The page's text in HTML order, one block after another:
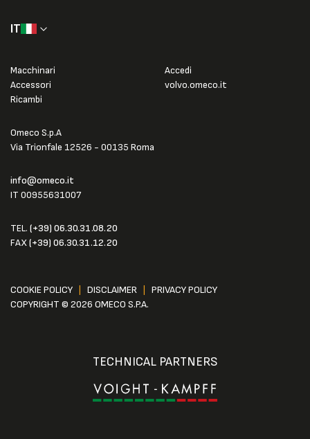
IT
Omeco S.p.A
Via Trionfale 12526 - 00135 Roma
info@omeco.it
IT 00955631007
TEL. (+39) 06.30.31.08.20
FAX(+39) 06.30.31.12.20
Macchinari
Accessori
Ricambi
Accedi
volvo.omeco.it
COOKIE POLICY DISCLAIMER
PRIVACY POLICY
COPYRIGHT © 2026 OMECO S.P.A.
TECHNICAL PARTNERS